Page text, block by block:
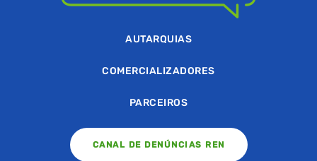
AUTARQUIAS
COMERCIALIZADORES
PARCEIROS
CANAL DE DENÚNCIAS REN